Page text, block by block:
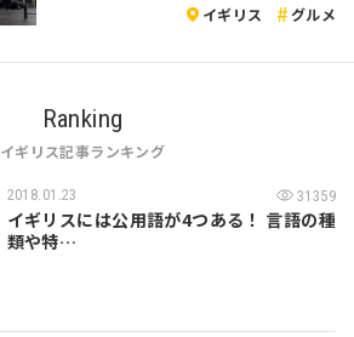
イギリス グルメ
Ranking
イギリス記事ランキング
2018.01.23 31359
イギリスには公用語が4つある！ 言語の種
類や特…